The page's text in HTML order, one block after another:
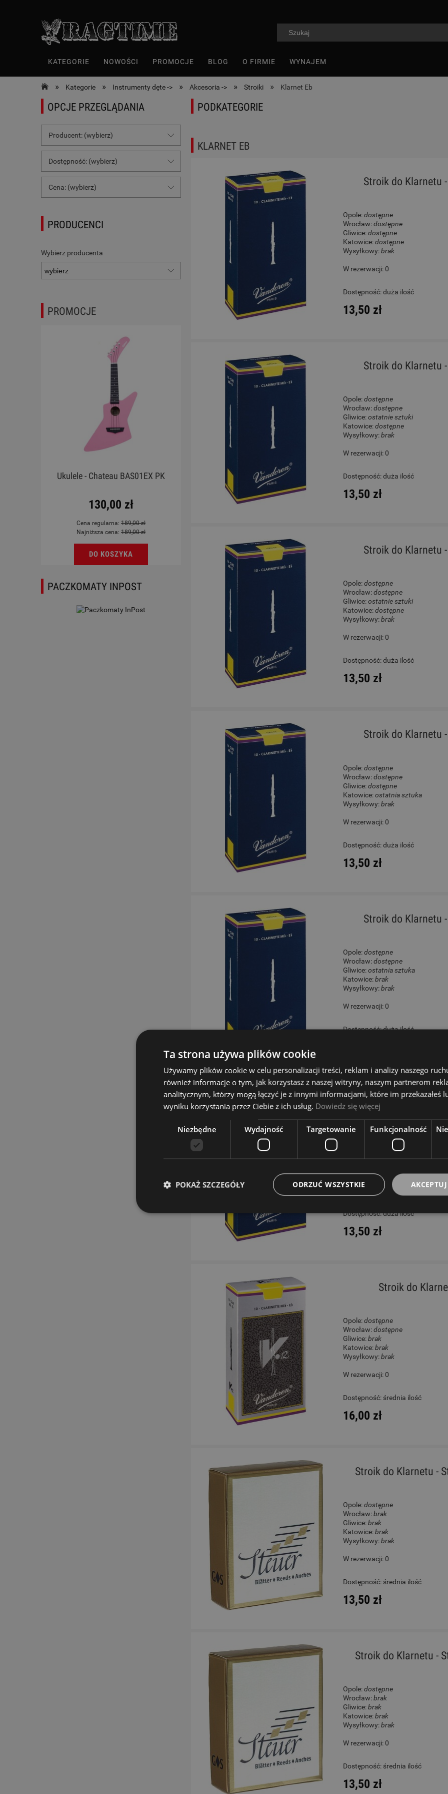
KATEGORIE NOWOŚCI PROMOCJE BLOG O FIRMIE WYNAJEM
» Kategorie » Instrumenty dęte -> » Akcesoria -> » Stroiki » Klarnet Eb
OPCJE PRZEGLĄDANIA
Producent: (wybierz)
Dostępność: (wybierz)
Cena: (wybierz)
PRODUCENCI
Wybierz producenta
PROMOCJE
Ukulele - Chateau BAS01EX PK
130,00 zł
Cena regularna: 189,00 zł
Najniższa cena: 189,00 zł
DO KOSZYKA
World Max CH7
140,00 zł
DO KOSZYKA
Gitara Klasyczna 4/4 -
Protege C1 Matiz Aqua
DO KOSZYKA
PACZKOMATY INPOST
PODKATEGORIE
KLARNET EB
Stroik do Klarnetu
Opole:dostępne
Wrocław:dostępne
Gliwice:dostępne
Katowice:dostępne
Wysyłkowy:brak
W rezerwacji: 0
Dostępność:duża ilość
13,50 zł
Stroik do Klarnetu
Opole:dostępne
Wrocław:dostępne
Gliwice:ostatnie sztuki
Katowice:dostępne
Wysyłkowy:brak
W rezerwacji: 0
Dostępność:duża ilość
13,50 zł
Stroik do Klarnetu
Opole:dostępne
Wrocław:dostępne
Gliwice:ostatnie sztuki
Katowice:dostępne
Wysyłkowy:brak
W rezerwacji: 0
Dostępność:duża ilość
13,50 zł
Stroik do Klarnetu
Opole:dostępne
Wrocław:dostępne
Gliwice:dostępne
Katowice:ostatnia sztuka
Wysyłkowy:brak
W rezerwacji: 0
Dostępność:duża ilość
13,50 zł
Stroik do Klarnetu
Opole:dostępne
Wrocław:dostępne
Gliwice:ostatnia sztuka
Katowice:brak
Wysyłkowy:brak
W rezerwacji: 0
Dostępność:duża ilość
Stroik do Klarnetu
ostatnie sztuki
Wysyłkowy:
W rezerwacji: 0
Dostępność:duża ilość
13,50 zł
Stroik do
Opole:dostępne
Wrocław:dostępne
Gliwice:brak
Katowice:brak
Wysyłkowy:brak
W rezerwacji: 0
Dostępność: średnia ilość
16,00 zł
Stroik do Klarnetu -
Opole:dostępne
Wrocław:brak
Gliwice:brak
Katowice:brak
Wysyłkowy:brak
W rezerwacji: 0
Dostępność: średnia ilość
13,50 zł
Stroik do Klarnetu -
Opole:dostępne
Wrocław:brak
Gliwice:brak
Katowice:brak
Wysyłkowy:brak
W rezerwacji: 0
Dostępność: średnia ilość
13,50 zł
Ta strona używa plików cookie
Używamy plików cookie w celu personalizacji treści, reklam i analizy naszego
również informacje o tym, jak korzystasz z naszej witryny, naszym partnerom
analitycznym, którzy mogą łączyć je z innymi informacjami, które im przekazałeś
wyniku korzystania przez Ciebie z ich usług. Dowiedz się więcej
Niezbędne Wydajność Targetowanie Funkcjonalność
ODRZUĆ WSZYSTKIE
POKAŻ SZCZEGÓŁY